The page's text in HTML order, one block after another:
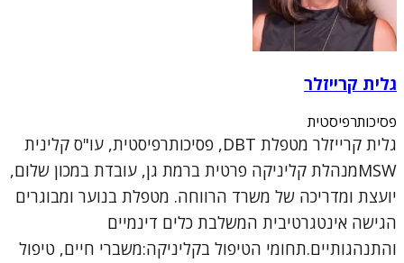
גלית קרייזלר
פסיכותרפיסטית
גלית קרייזלר מטפלת DBT, פסיכותרפיסטית, עו"ס קלינית
MSWמנהלת קליניקה פרטית ברמת גן, עובדת במכון שלום,
יועצת ומדריכה של משרד הרווחה. מטפלת בנוער ומבוגרים
הגישה אינטגרטיבית המשלבת כלים דינמיים
והתנהגותיים.תחומי הטיפול בקליניקה:משברי חיים, טיפול